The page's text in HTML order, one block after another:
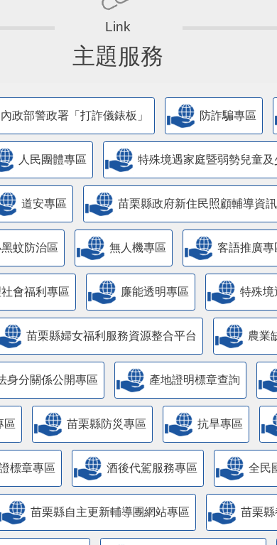
主題服務
內政部警政署「打詐儀錶板」 防詐騙專區
人民團體專區 特殊境遇家庭暨弱勢兒童
道安專區 苗栗縣政府新住民照顧輔導資
蚊防治區 無人機專區 客語推廣專
會福利專區 廉能透明專區 特殊境
苗栗縣婦女福利服務資源整合平台 農業
身分關係公開專區 產地證明標章查詢
區 苗栗縣防災專區 抗旱專區
標章專區 酒後代駕服務專區 全民
苗栗縣自主更新輔導團網站專區 苗栗